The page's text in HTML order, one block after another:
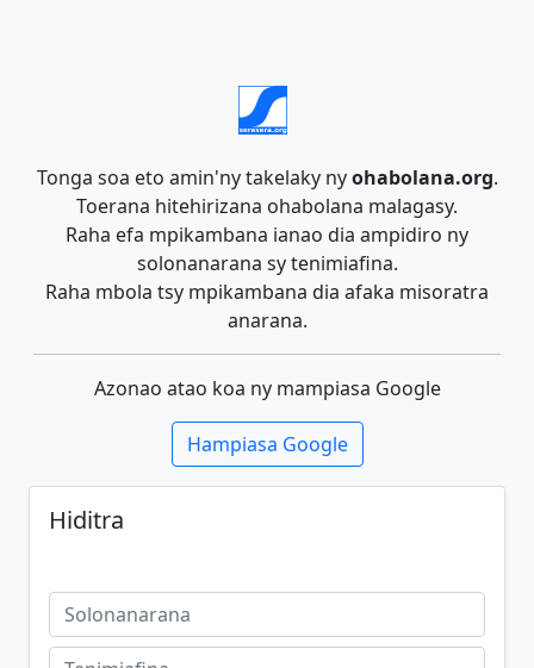
Tonga soa eto amin'ny takelaky nyohabolana.org.
Toerana hitehirizana ohabolana malagasy.
Raha efa mpikambana ianao dia ampidiro ny
solonanarana sy tenimiafina.
Raha mbola tsy mpikambana dia afaka misoratra
anarana.
Azonao atao koa ny mampiasa Google
Hampiasa Google
Hiditra